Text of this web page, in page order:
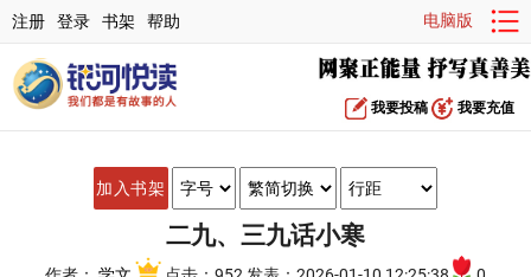
注册 登录 书架 帮助 电脑版
我要投稿 我要充值
加入书架
二九、三九话小寒